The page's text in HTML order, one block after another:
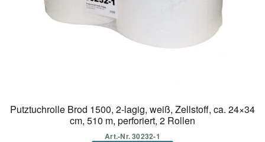
Putztuchrolle Brod 1500, 2-lagig, weiß, Zellstoff, ca. 24×34
cm, 510 m, perforiert, 2 Rollen
Art.-Nr. 30232-1